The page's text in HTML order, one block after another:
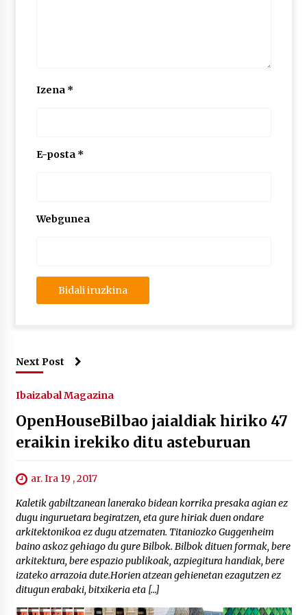
Izena *
E-posta *
Webgunea
Next Post
Ibaizabal Magazina
OpenHouseBilbao jaialdiak hiriko 47
eraikin irekiko ditu asteburuan
ar. Ira 19 , 2017
Kaletik gabiltzanean lanerako bidean korrika presaka agian ez
dugu inguruetara begiratzen, eta gure hiriak duen ondare
arkitektonikoa ez dugu atzematen. Titaniozko Guggenheim
baino askoz gehiago du gure Bilbok. Bilbok dituen formak, bere
arkitektura, bere espazio publikoak, azpiegitura handiak, bere
izateko arrazoia dute.Horien atzean gehienetan ezagutzen ez
ditugun erabaki, bitxikeria eta […]